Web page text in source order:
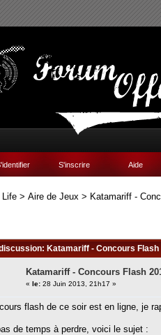
S'inscrire Aide
Life > Aire de Jeux > Katamariff -
Katamariff - Concours
Katamariff - Concours Flash
« le: 28 Juin 2013, 21h17 »
flash de ce soir est en ligne, je
de temps à perdre, voici le sujet :